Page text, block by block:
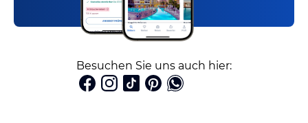
Besuchen Sie uns auch hier: